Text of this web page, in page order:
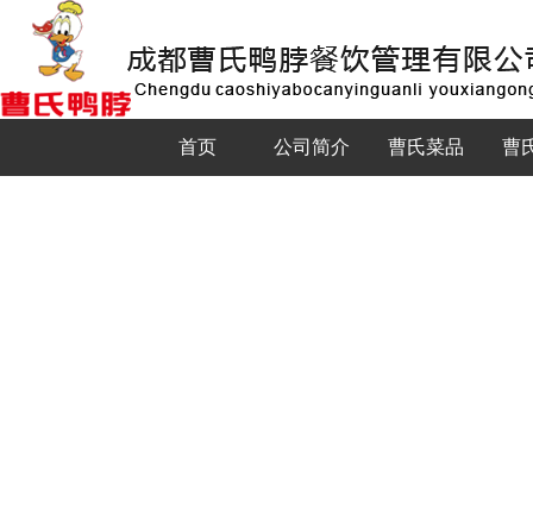
首页 公司简介 曹氏菜品 曹